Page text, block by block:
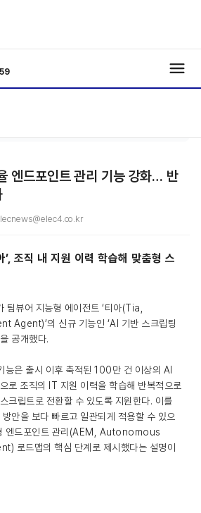
엔드포인트 관리 기능 강화… 반
’, 조직 내 지원 이력 학습해 맞춤형 스
뷰어 지능형 에이전트 ‘티아(Tia,
의 신규 기능인 ‘AI 기반 스크립팅
공개했다.
능은 출시 이후 축적된 100만 건 이상의 AI
로 조직의 IT 지원 이력을 학습해 반복적으로
크립트로 전환할 수 있도록 지원한다. 이를
안을 보다 빠르고 일관되게 적용할 수 있으
엔드포인트 관리(AEM, Autonomous
로드맵의 핵심 단계로 제시했다는 설명이